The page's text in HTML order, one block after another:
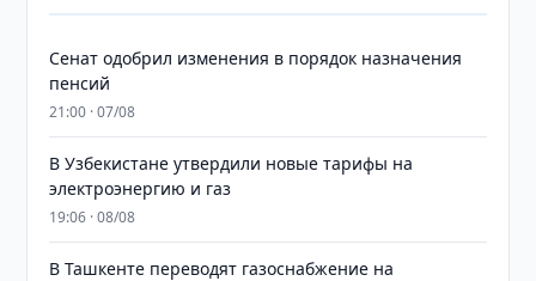
Сенат одобрил изменения в порядок назначения
пенсий
21:00 · 07/08
В Узбекистане утвердили новые тарифы на
электроэнергию и газ
19:06 · 08/08
В Ташкенте переводят газоснабжение на